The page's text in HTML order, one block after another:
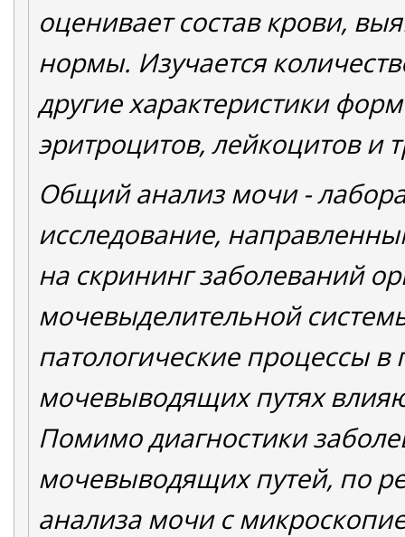
оценивает состав крови,
нормы. Изучается
другие характеристики
эритроцитов, лейкоцитов и
Общий анализ мочи -
исследование,
на скрининг заболеваний
мочевыделительной
патологические процессы в
мочевыводящих путях
Помимо диагностики
мочевыводящих путей, по
анализа мочи с